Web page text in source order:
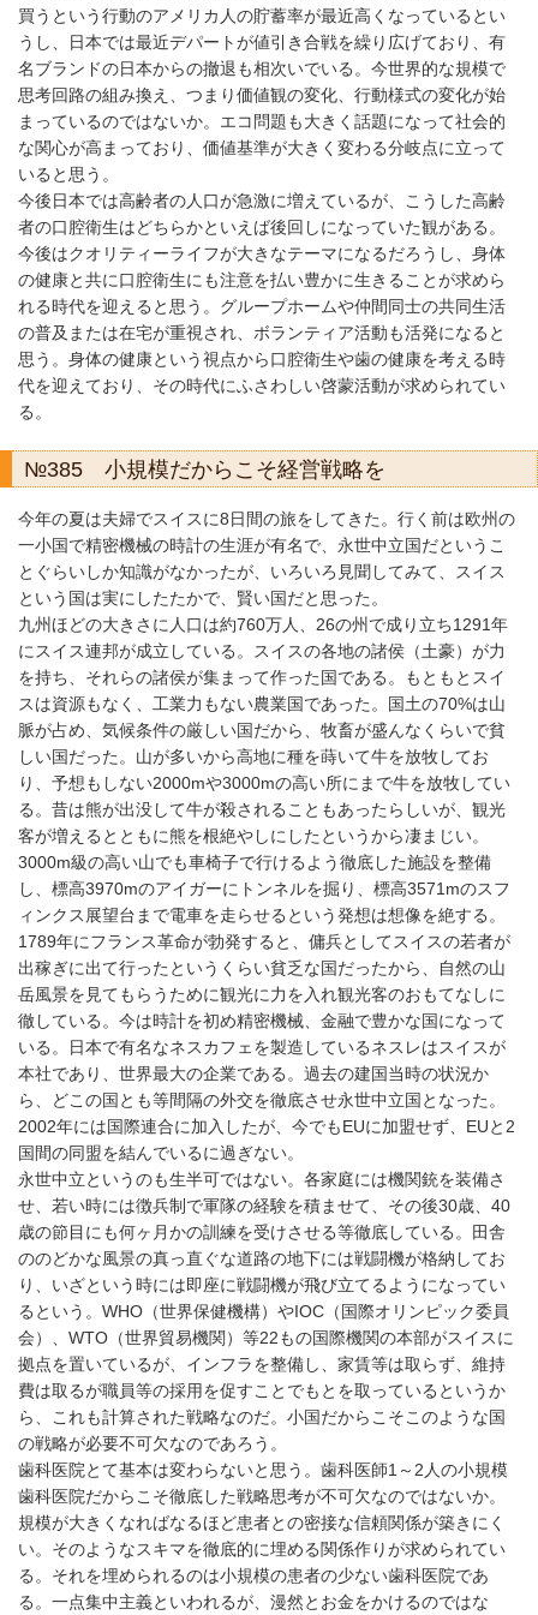
買うという行動のアメリカ人の貯蓄率が最近高くなっているとい
うし、日本では最近デパートが値引き合戦を繰り広げており、有
名ブランドの日本からの撤退も相次いでいる。今世界的な規模で
思考回路の組み換え、つまり価値観の変化、行動様式の変化が始
まっているのではないか。エコ問題も大きく話題になって社会的
な関心が高まっており、価値基準が大きく変わる分岐点に立って
いると思う。
今後日本では高齢者の人口が急激に増えているが、こうした高齢
者の口腔衛生はどちらかといえば後回しになっていた観がある。
今後はクオリティーライフが大きなテーマになるだろうし、身体
の健康と共に口腔衛生にも注意を払い豊かに生きることが求めら
れる時代を迎えると思う。グループホームや仲間同士の共同生活
の普及または在宅が重視され、ボランティア活動も活発になると
思う。身体の健康という視点から口腔衛生や歯の健康を考える時
代を迎えており、その時代にふさわしい啓蒙活動が求められてい
る。
№385 小規模だからこそ経営戦略を
今年の夏は夫婦でスイスに8日間の旅をしてきた。行く前は欧州の
一小国で精密機械の時計の生涯が有名で、永世中立国だというこ
とぐらいしか知識がなかったが、いろいろ見聞してみて、スイス
という国は実にしたたかで、賢い国だと思った。
九州ほどの大きさに人口は約760万人、26の州で成り立ち1291年
にスイス連邦が成立している。スイスの各地の諸侯（土豪）が力
を持ち、それらの諸侯が集まって作った国である。もともとスイ
スは資源もなく、工業力もない農業国であった。国土の70%は山
脈が占め、気候条件の厳しい国だから、牧畜が盛んなくらいで貧
しい国だった。山が多いから高地に種を蒔いて牛を放牧してお
り、予想もしない2000mや3000mの高い所にまで牛を放牧してい
る。昔は熊が出没して牛が殺されることもあったらしいが、観光
客が増えるとともに熊を根絶やしにしたというから凄まじい。
3000m級の高い山でも車椅子で行けるよう徹底した施設を整備
し、標高3970mのアイガーにトンネルを掘り、標高3571mのスフ
ィンクス展望台まで電車を走らせるという発想は想像を絶する。
1789年にフランス革命が勃発すると、傭兵としてスイスの若者が
出稼ぎに出て行ったというくらい貧乏な国だったから、自然の山
岳風景を見てもらうために観光に力を入れ観光客のおもてなしに
徹している。今は時計を初め精密機械、金融で豊かな国になって
いる。日本で有名なネスカフェを製造しているネスレはスイスが
本社であり、世界最大の企業である。過去の建国当時の状況か
ら、どこの国とも等間隔の外交を徹底させ永世中立国となった。
2002年には国際連合に加入したが、今でもEUに加盟せず、EUと2
国間の同盟を結んでいるに過ぎない。
永世中立というのも生半可ではない。各家庭には機関銃を装備さ
せ、若い時には徴兵制で軍隊の経験を積ませて、その後30歳、40
歳の節目にも何ヶ月かの訓練を受けさせる等徹底している。田舎
ののどかな風景の真っ直ぐな道路の地下には戦闘機が格納してお
り、いざという時には即座に戦闘機が飛び立てるようになってい
るという。WHO（世界保健機構）やIOC（国際オリンピック委員
会）、WTO（世界貿易機関）等22もの国際機関の本部がスイスに
拠点を置いているが、インフラを整備し、家賃等は取らず、維持
費は取るが職員等の採用を促すことでもとを取っているというか
ら、これも計算された戦略なのだ。小国だからこそこのような国
の戦略が必要不可欠なのであろう。
歯科医院とて基本は変わらないと思う。歯科医師1～2人の小規模
歯科医院だからこそ徹底した戦略思考が不可欠なのではないか。
規模が大きくなればなるほど患者との密接な信頼関係が築きにく
い。そのようなスキマを徹底的に埋める関係作りが求められてい
る。それを埋められるのは小規模の患者の少ない歯科医院であ
る。一点集中主義といわれるが、漫然とお金をかけるのではな